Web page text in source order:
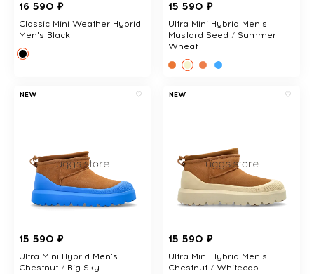
16 590 ₽
Classic Mini Weather Hybrid
Men's Black
15 590 ₽
Ultra Mini Hybrid Men's
Mustard Seed / Summer
Wheat
NEW
15 590 ₽
Ultra Mini Hybrid Men's
Chestnut / Big Sky
NEW
15 590 ₽
Ultra Mini Hybrid Men's
Chestnut / Whitecap